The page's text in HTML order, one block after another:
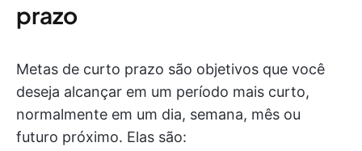
prazo
Metas de curto prazo são objetivos que você
deseja alcançar em um período mais curto,
normalmente em um dia, semana, mês ou
futuro próximo. Elas são: